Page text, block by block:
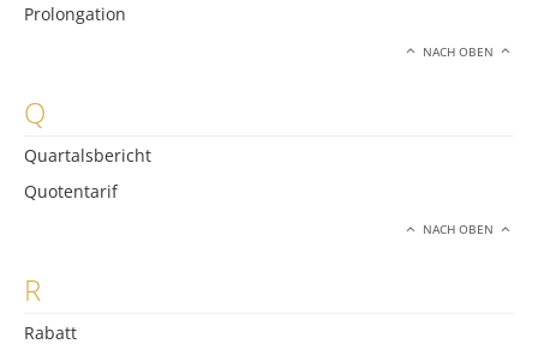
Prolongation
NACH OBEN
Q
Quartalsbericht
Quotentarif
NACH OBEN
R
Rabatt